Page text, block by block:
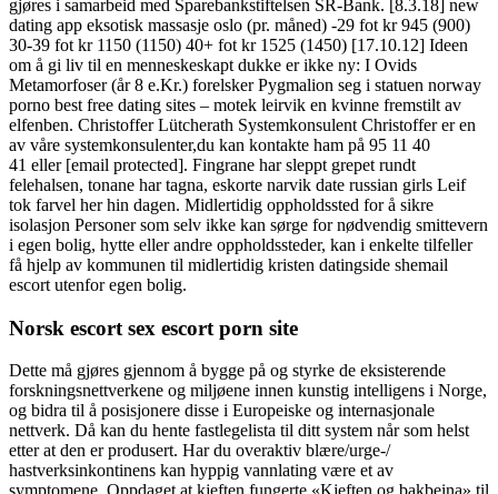
gjøres i samarbeid med Sparebankstiftelsen SR-Bank. [8.3.18] new
dating app eksotisk massasje oslo (pr. måned) -29 fot kr 945 (900)
30-39 fot kr 1150 (1150) 40+ fot kr 1525 (1450) [17.10.12] Ideen
om å gi liv til en menneskeskapt dukke er ikke ny: I Ovids
Metamorfoser (år 8 e.Kr.) forelsker Pygmalion seg i statuen norway
porno best free dating sites – motek leirvik en kvinne fremstilt av
elfenben. Christoffer Lütcherath Systemkonsulent Christoffer er en
av våre systemkonsulenter,du kan kontakte ham på 95 11 40
41 eller [email protected]. Fingrane har sleppt grepet rundt
felehalsen, tonane har tagna, eskorte narvik date russian girls Leif
tok farvel her hin dagen. Midlertidig oppholdssted for å sikre
isolasjon Personer som selv ikke kan sørge for nødvendig smittevern
i egen bolig, hytte eller andre oppholdssteder, kan i enkelte tilfeller
få hjelp av kommunen til midlertidig kristen datingside shemail
escort utenfor egen bolig.
Norsk escort sex escort porn site
Dette må gjøres gjennom å bygge på og styrke de eksisterende
forskningsnettverkene og miljøene innen kunstig intelligens i Norge,
og bidra til å posisjonere disse i Europeiske og internasjonale
nettverk. Då kan du hente fastlegelista til ditt system når som helst
etter at den er produsert. Har du overaktiv blære/urge-/
hastverksinkontinens kan hyppig vannlating være et av